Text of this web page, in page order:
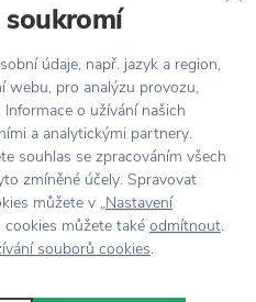
pozornosť
soukromí
údaje, např. jazyk a region,
webu, pro analýzu provozu,
o užívání našich
a analytickými partnery.
souhlas se zpracováním všech
zmíněné účely. Spravovat
můžete v „Nastavení
cookies můžete také odmítnout.
souborů cookies.